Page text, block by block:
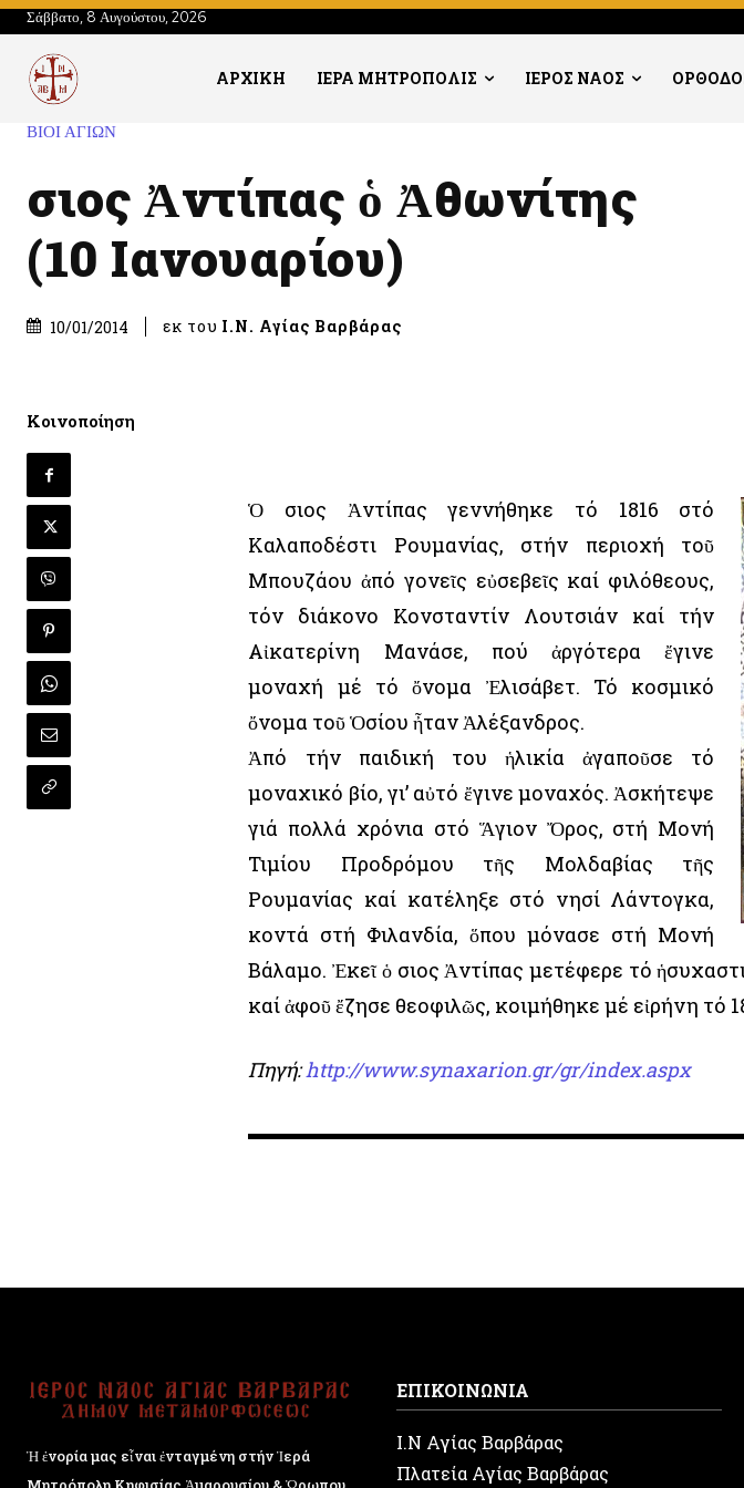
Σάββατο, 8 Αυγούστου, 2026
ΑΡΧΙΚΗ ΙΕΡΑ ΜΗΤΡΟΠΟΛΙΣ ΙΕΡΟΣ ΝΑΟΣ
ΒΙΟΙ ΑΓΙΩΝ
Ὅσιος Ἀντίπας ὁ Ἀθωνίτης
(10 Ιανουαρίου)
10/01/2014 εκ του Ι.Ν. Αγίας Βαρβάρας
Κοινοποίηση
Ὁ Ὅσιος Ἀντίπας γεννήθηκε τό 1816 στό
Καλαποδέστι Ρουμανίας, στήν περιοχή τοῦ
Μπουζάου ἀπό γονεῖς εὐσεβεῖς καί φιλόθεους,
τόν διάκονο Κονσταντίν Λουτσιάν καί τήν
Αἰκατερίνη Μανάσε, πού ἀργότερα ἔγινε
μοναχή μέ τό ὄνομα Ἐλισάβετ. Τό κοσμικό
ὄνομα τοῦ Ὁσίου ἦταν Ἀλέξανδρος.
Ἀπό τήν παιδική του ἡλικία ἀγαποῦσε τό
μοναχικό βίο, γι’ αὐτό ἔγινε μοναχός. Ἀσκήτεψε
γιά πολλά χρόνια στό Ἅγιον Ὄρος, στή Μονή
Τιμίου Προδρόμου τῆς Μολδαβίας τῆς
Ρουμανίας καί κατέληξε στό νησί Λάντογκα,
κοντά στή Φιλανδία, ὅπου μόνασε στή Μονή
Βάλαμο. Ἐκεῖ ὁ Ὅσιος Ἀντίπας μετέφερε τό
καί ἀφοῦ ἔζησε θεοφιλῶς, κοιμήθηκε μέ εἰρήνη τό
Πηγή:http://www.synaxarion.gr/gr/index.aspx
Ἡ ἐνορία μας εἶναι ἐνταγμένη στήν Ἱερά
ΕΠΙΚΟΙΝΩΝΙΑ
Ι.Ν Αγίας Βαρβάρας
Πλατεία Αγίας Βαρβάρας